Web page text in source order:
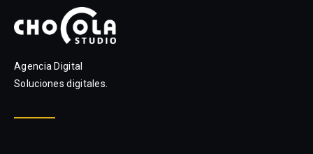
Agencia Digital
Soluciones digitales.